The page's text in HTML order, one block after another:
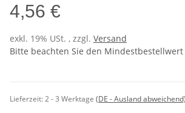
4,56 €
exkl. 19% USt. , zzgl. Versand
Bitte beachten Sie den Mindestbestellwert
Lieferzeit:2 - 3 Werktage (DE - Ausland abweichend)